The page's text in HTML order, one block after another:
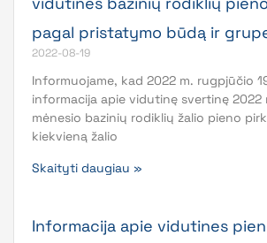
pagal pristatymo būdą ir
2022-08-19
Informuojame, kad 2022 m. rugpjūčio
informacija apie vidutinę svertinę 2022
mėnesio bazinių rodiklių žalio pieno
kiekvieną žalio
Skaityti daugiau »
Informacija apie vidutines